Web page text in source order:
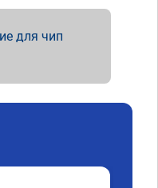
для чип